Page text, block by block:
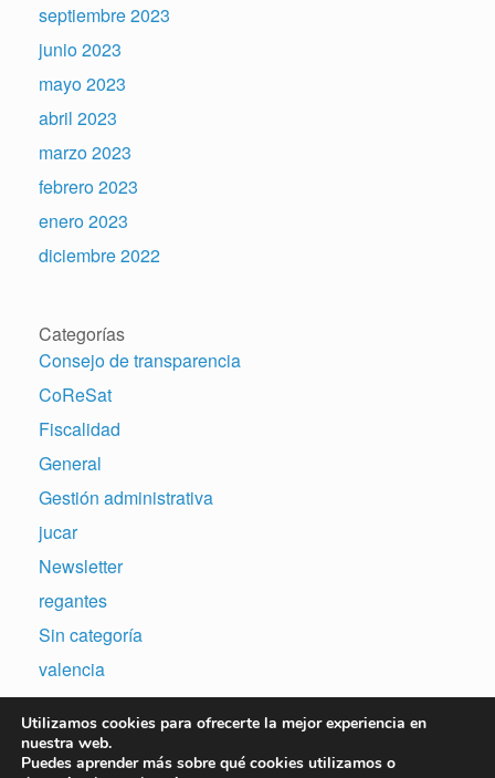
septiembre 2023
junio 2023
mayo 2023
abril 2023
marzo 2023
febrero 2023
enero 2023
diciembre 2022
Categorías
Consejo de transparencia
CoReSat
Fiscalidad
General
Gestión administrativa
jucar
Newsletter
regantes
Sin categoría
valencia
Utilizamos cookies para ofrecerte la mejor experiencia en
nuestra web.
Puedes aprender más sobre qué cookies utilizamos o